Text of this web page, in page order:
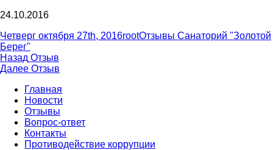
24.10.2016
Опубликовано
Четверг октября 27th, 2016Автор
rootРубрики
Отзывы Санаторий "Золотой
Берег"
Навигация
по
записям
Назад Предыдущая
запись:
Отзыв
Далее Следующая
Отзыв
Главная
Новости
Отзывы
Вопрос-ответ
Контакты
Противодействие коррупции